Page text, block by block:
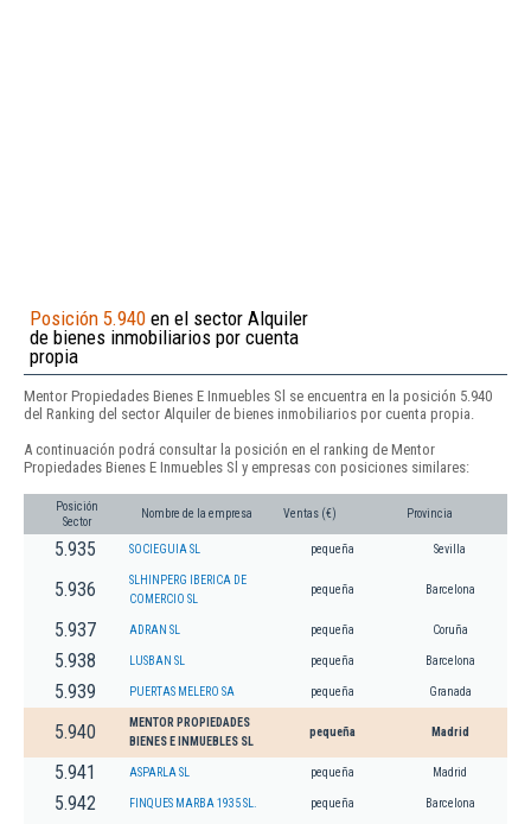
Posición 5.940 en el sector Alquiler
de bienes inmobiliarios por cuenta
propia
Mentor Propiedades Bienes E Inmuebles Sl se encuentra en la posición 5.940
del Ranking del sector Alquiler de bienes inmobiliarios por cuenta propia.
A continuación podrá consultar la posición en el ranking de Mentor
Propiedades Bienes E Inmuebles Sl y empresas con posiciones similares:
Posición
Sector
Nombre de la empresa Ventas (€) Provincia
5.935 SOCIEGUIA SL pequeña Sevilla
5.936
SLHINPERG IBERICA DE
COMERCIO SL
pequeña Barcelona
5.937 ADRAN SL pequeña Coruña
5.938 LUSBAN SL pequeña Barcelona
5.939 PUERTAS MELERO SA pequeña Granada
5.940
MENTOR PROPIEDADES
BIENES E INMUEBLES SL
pequeña Madrid
5.941 ASPARLA SL pequeña Madrid
5.942 FINQUES MARBA 1935 SL. pequeña Barcelona